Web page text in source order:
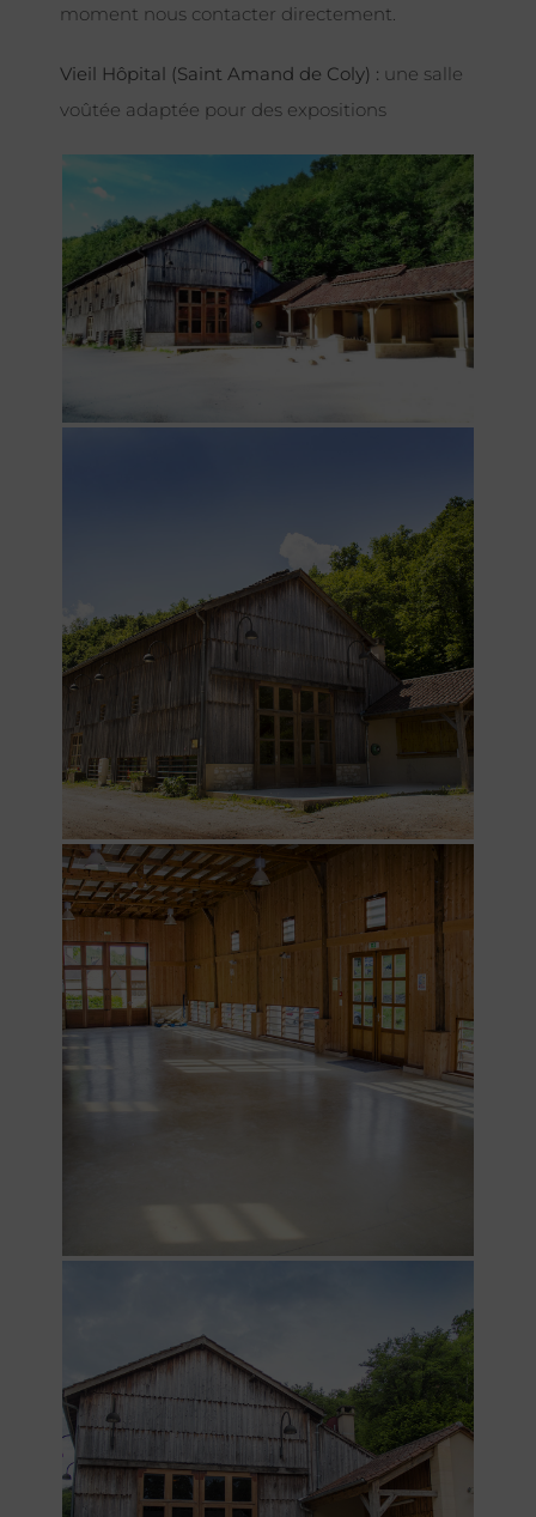
moment nous contacter directement.
Vieil Hôpital (Saint Amand de Coly) : une salle
voûtée adaptée pour des expositions